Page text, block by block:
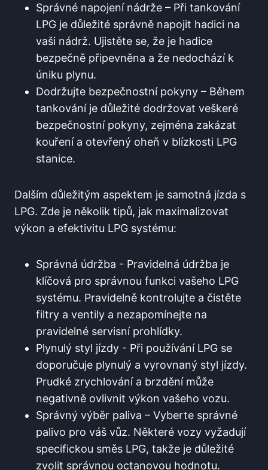
Správné napojení nádrže – Při⁢ tankování
LPG⁤ je důležité⁣ správně napojit hadici na
vaši​ nádrž. Ujistěte se, že je hadice
bezpečně připevněna a že nedochází ​k
úniku ⁣plynu.
Dodržujte bezpečnostní pokyny – Během
tankování je důležité dodržovat veškeré
bezpečnostní pokyny, zejména zakázat
kouření a otevřený oheň v blízkosti LPG
stanice.
Dalším důležitým‌ aspektem je samotná jízda s
LPG. Zde je několik tipů, jak maximalizovat
‍výkon ‍a efektivitu LPG systému:
Správná údržba ​- ‌Pravidelná údržba je⁤
klíčová pro správnou funkci vašeho⁣ LPG
systému. Pravidelně kontrolujte a čistěte
filtry a ventily a ⁣nezapomínejte na
pravidelné ‍servisní prohlídky.
Plynulý styl⁢ jízdy ⁢- Při používání LPG se
doporučuje plynulý a⁤ vyrovnaný styl jízdy.
Prudké ⁢zrychlování a brzdění může
negativně ovlivnit výkon vašeho vozu.
Správný výběr ⁤paliva – Vyberte správné
palivo pro váš vůz. Některé vozy vyžadují
specifickou směs LPG, takže je důležité
zvolit správnou octanovou hodnotu.